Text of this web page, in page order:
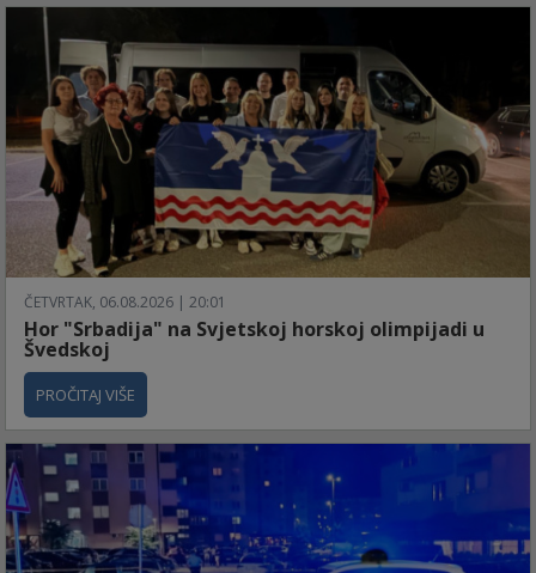
ČETVRTAK, 06.08.2026 | 20:01
Hor "Srbadija" na Svjetskoj horskoj olimpijadi u
Švedskoj
PROČITAJ VIŠE